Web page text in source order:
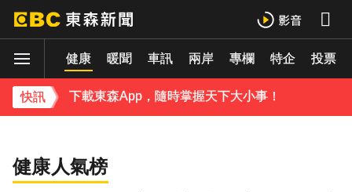
財經 健康 暖聞 車訊 兩岸 專欄 特企 投票
快訊
下載東森App，隨時掌握天下大小事！
《理財達人秀》X 安聯投信免費講座報名中！搶先卡位 2027
下載東森App，隨時掌握天下大小事！
大腦過勞4警訊！頻忘這事恐是中風前兆
健康人氣榜